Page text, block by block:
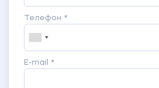
Телефон *
E-mail *